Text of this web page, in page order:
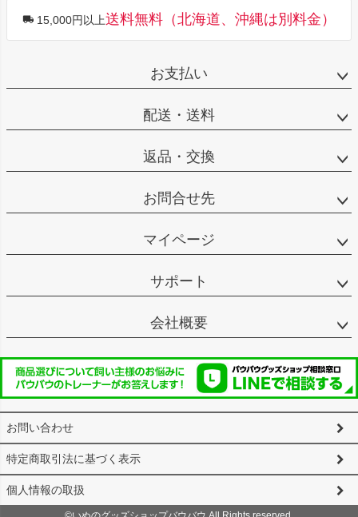
ップ
へ
15,000円以上送料無料（北海道、沖縄は別料金）
お支払い
配送・送料
返品・交換
お問合せ先
マイページ
サポート
会社概要
お問い合わせ
特定商取引法に基づく表示
個人情報の取扱